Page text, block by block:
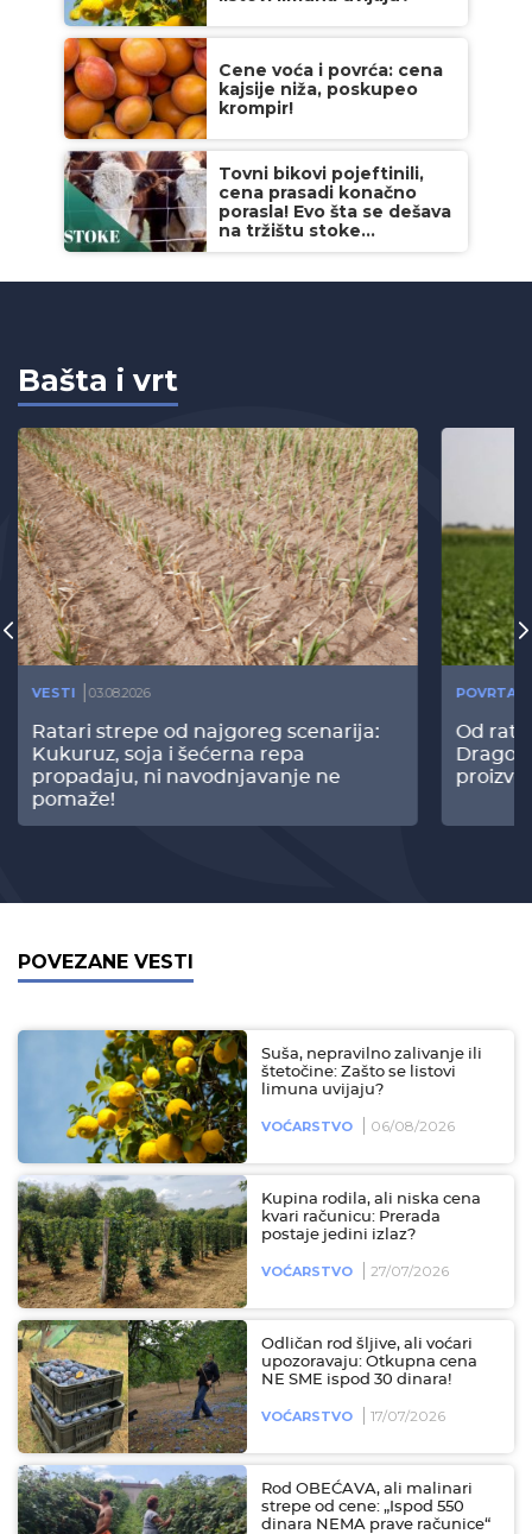
Cene voća i povrća: cena
kajsije niža, poskupeo
krompir!
Tovni bikovi pojeftinili,
cena prasadi konačno
porasla! Evo šta se dešava
na tržištu stoke...
Bašta i vrt
VESTI 03.08.2026
Ratari strepe od najgoreg scenarija:
Kukuruz, soja i šećerna repa
propadaju, ni navodnjavanje ne
pomaže!
Od
POVEZANE VESTI
Suša, nepravilno zalivanje ili
štetočine: Zašto se listovi
limuna uvijaju?
VOĆARSTVO 06/08/2026
Kupina rodila, ali niska cena
kvari računicu: Prerada
postaje jedini izlaz?
VOĆARSTVO 27/07/2026
Odličan rod šljive, ali voćari
upozoravaju: Otkupna cena
NE SME ispod 30 dinara!
VOĆARSTVO 17/07/2026
Rod OBEĆAVA, ali malinari
strepe od cene: „Ispod 550
dinara NEMA prave računice“